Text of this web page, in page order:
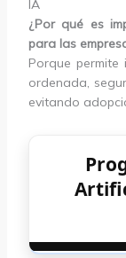
IA
¿Por qué es
para las
Porque
ordenada,
evitando